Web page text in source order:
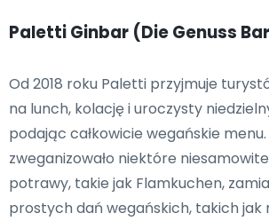
Paletti Ginbar (Die Genuss
Od 2018 roku Paletti przyjmuje
na lunch, kolację i uroczysty
podając całkowicie wegańskie
zweganizowało niektóre
potrawy, takie jak Flamkuchen,
prostych dań wegańskich, takich jak